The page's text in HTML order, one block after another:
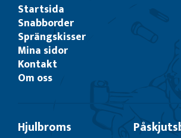
Startsida
Snabborder
Sprängskisser
Mina sidor
Kontakt
Om oss
Hjulbroms